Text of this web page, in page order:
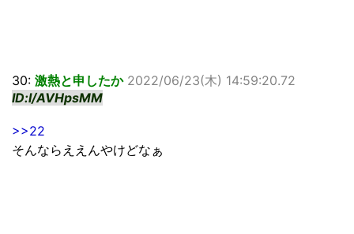
30: 激熱と申したか 2022/06/23(木) 14:59:20.72
ID:l/AVHpsMM
>>22
そんならええんやけどなぁ